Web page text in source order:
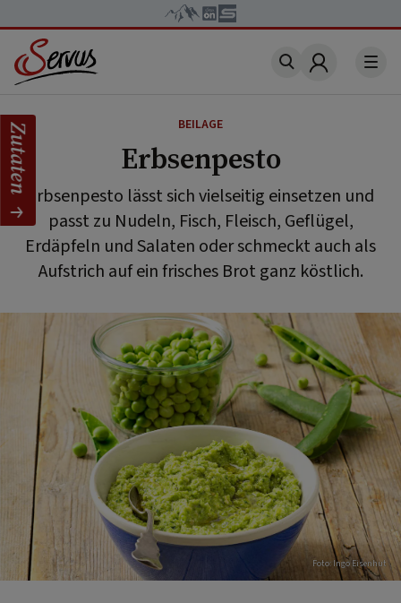
Account
BEILAGE
Erbsenpesto
Erbsenpesto lässt sich vielseitig einsetzen und
passt zu Nudeln, Fisch, Fleisch, Geflügel,
Erdäpfeln und Salaten oder schmeckt auch als
Aufstrich auf ein frisches Brot ganz köstlich.
Foto: Ingo Eisenhut
Zutaten